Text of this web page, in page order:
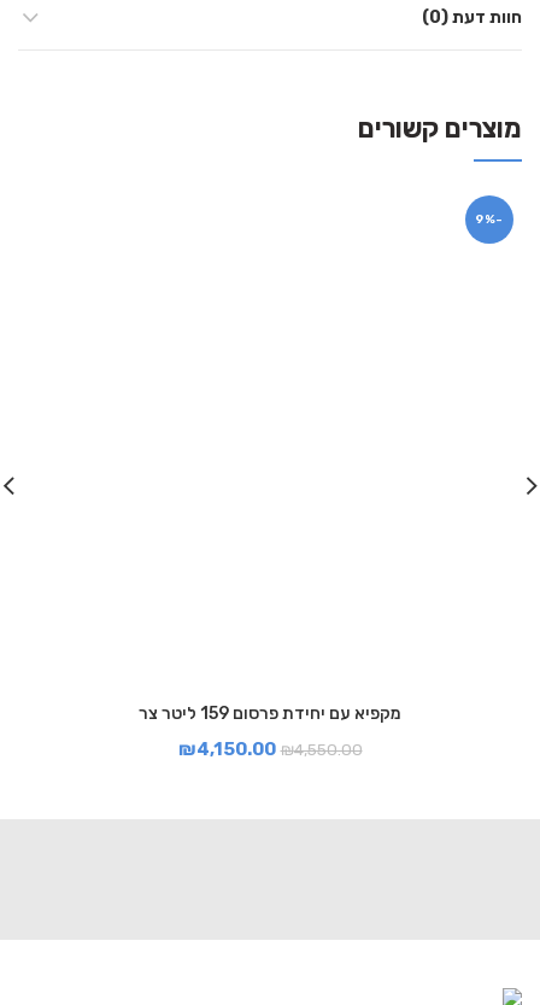
חוות דעת (0)
מוצרים קשורים
-9%
מקפיא עם יחידת פרסום 159 ליטר צר
₪4,550.00
₪4,150.00